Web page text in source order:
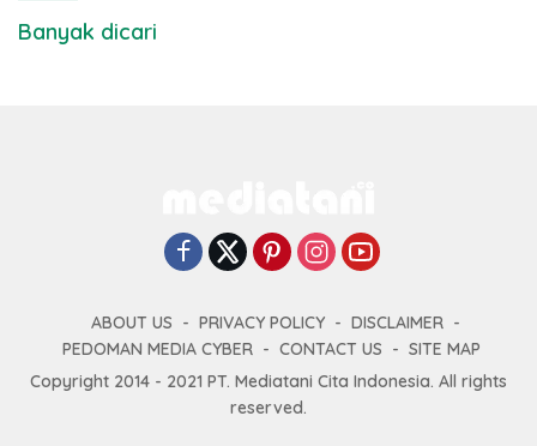
Banyak dicari
ABOUT US PRIVACY POLICY
DISCLAIMER
PEDOMAN MEDIA CYBER
CONTACT US
SITE MAP
Copyright 2014 - 2021 PT. Mediatani Cita Indonesia. All rights
reserved.